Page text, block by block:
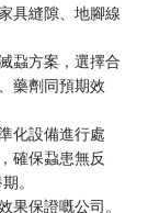
具縫隙、地腳線
蝨方案，選擇合
藥劑同預期效
化設備進行處
確保蝨患無反
。
果保證嘅公司。